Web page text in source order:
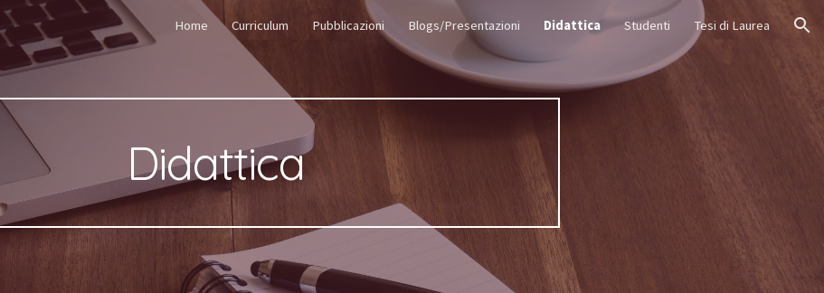
Skip to main content Skip to navigation
Home Curriculum Pubblicazioni Blogs/Presentazioni Didattica Studenti Tesi di Laurea
Didattica